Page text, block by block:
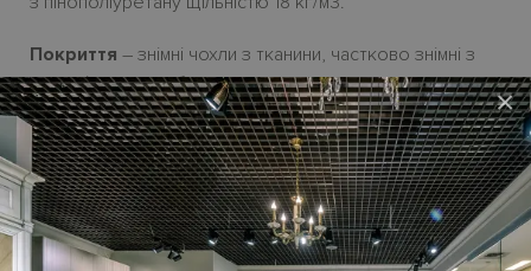
×
Покриття – знiмнi чохли з тканини, частково знiмнi з
екошкiри і еконубуку.
Ніжки– ABS-пластик H4см у чорному кольорі.
Ціна фіксованого кріслаBRITNEYна сайті – у
початковій категорії тканини.У стандартну
комплектацію крісла не входять декоративні подушки,